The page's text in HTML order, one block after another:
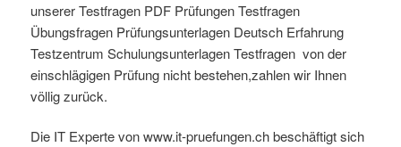
unserer Testfragen PDF Prüfungen Testfragen
Übungsfragen Prüfungsunterlagen Deutsch Erfahrung
Testzentrum Schulungsunterlagen Testfragen von der
einschlägigen Prüfung nicht bestehen,zahlen wir Ihnen
völlig zurück.
Die IT Experte von www.it-pruefungen.ch beschäftigt sich